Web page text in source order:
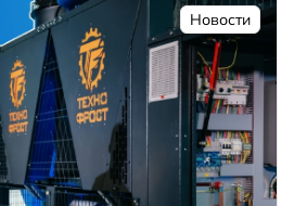
Новости